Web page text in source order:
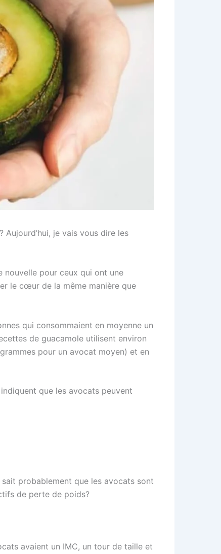
je vais vous dire les
nouvelle pour ceux qui ont une
le cœur de la même manière que
qui consommaient en moyenne un
de guacamole utilisent environ
pour un avocat moyen) et en
que les avocats peuvent
probablement que les avocats sont
de perte de poids?
avaient un IMC, un tour de taille et